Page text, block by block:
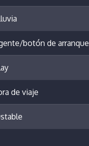
botón de arranque
de viaje